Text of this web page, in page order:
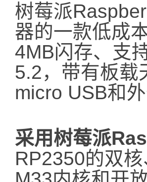
树莓派
器的一款低成
4MB闪存、支
5.2，带有板载
micro USB和
采用树莓派
RP2350的双